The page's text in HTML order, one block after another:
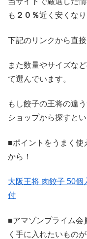
も ２０％近く安くなり
下記のリンクから直
また数量やサイズな
て選んでいます。
もし餃子の王将の違
ショップから探すと
■ポイントをうまく使
から！
大阪王将 肉餃子 50
付
■アマゾンプライム会
く手に入れたいもの